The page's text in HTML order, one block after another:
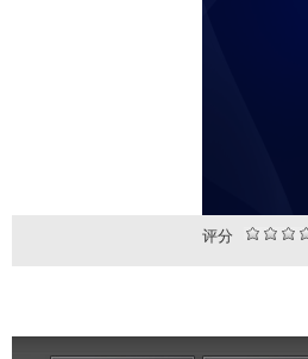
评分